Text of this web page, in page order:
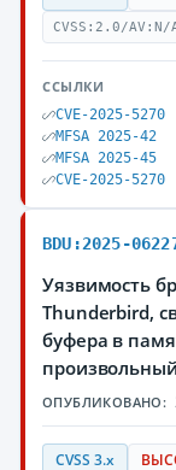
CVSS:2.0/
ССЫЛКИ
CVE-2025-5270
MFSA 2025-42
MFSA 2025-45
CVE-2025-5270
BDU:2025-
Уязвимость
Thunderbird,
буфера в
ОПУБЛИКОВАНО:
CVSS 3.x